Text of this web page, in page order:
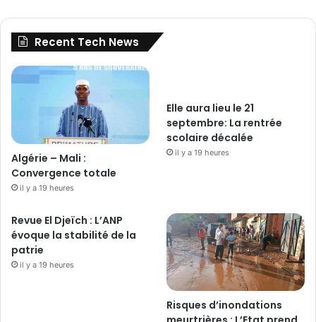
Recent Tech News
Algérie – Mali :
Convergence totale
il y a 19 heures
Elle aura lieu le 21
septembre: La rentrée
scolaire décalée
il y a 19 heures
Revue El Djeïch : L’ANP
évoque la stabilité de la
patrie
il y a 19 heures
Risques d’inondations